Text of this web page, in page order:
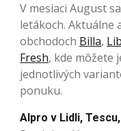
V mesiaci August
letákoch. Aktuálne
obchodoch Billa,
Fresh, kde môžete
jednotlivých
ponuku.
Alpro v Lidli,